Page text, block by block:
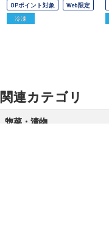
OPポイント対象
Web限定
冷凍
関連カテゴリ
惣菜・漬物